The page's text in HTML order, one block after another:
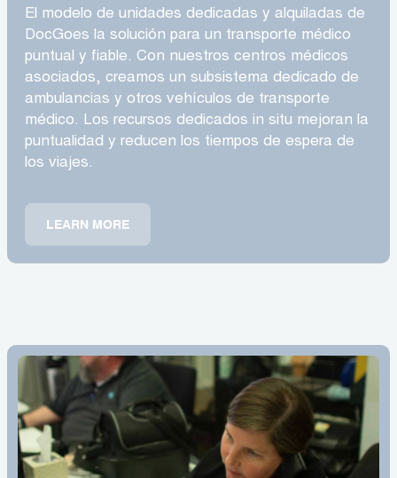
El modelo de unidades dedicadas y alquiladas de
DocGoes la solución para un transporte médico
puntual y fiable. Con nuestros centros médicos
asociados, creamos un subsistema dedicado de
ambulancias y otros vehículos de transporte
médico. Los recursos dedicados in situ mejoran la
puntualidad y reducen los tiempos de espera de
los viajes.
LEARN MORE